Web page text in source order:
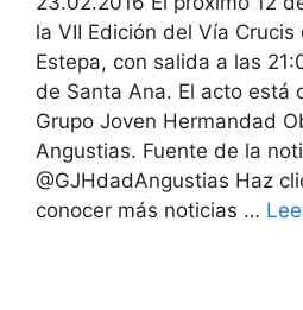
la VII Edición del Vía
Estepa, con salida a las
de Santa Ana. El acto está
Grupo Joven Hermandad
Angustias. Fuente de la
@GJHdadAngustias Haz
conocer más noticias …